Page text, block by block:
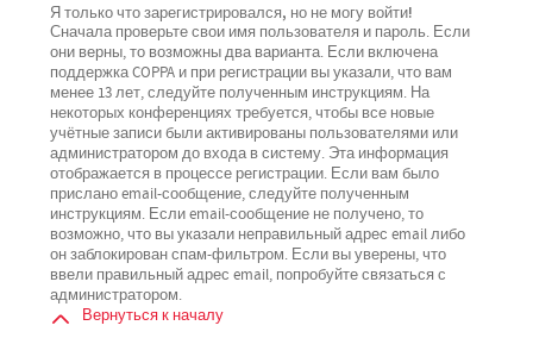
Я только что зарегистрировался, но не могу войти!
Сначала проверьте свои имя пользователя и пароль. Если
они верны, то возможны два варианта. Если включена
поддержка COPPA и при регистрации вы указали, что вам
менее 13 лет, следуйте полученным инструкциям. На
некоторых конференциях требуется, чтобы все новые
учётные записи были активированы пользователями или
администратором до входа в систему. Эта информация
отображается в процессе регистрации. Если вам было
прислано email-сообщение, следуйте полученным
инструкциям. Если email-сообщение не получено, то
возможно, что вы указали неправильный адрес email либо
он заблокирован спам-фильтром. Если вы уверены, что
ввели правильный адрес email, попробуйте связаться с
администратором.
Вернуться к началу